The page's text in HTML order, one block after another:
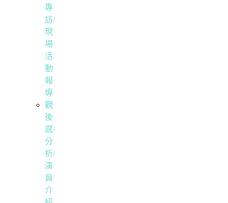
專
訪/
現
場
活
動
報
導
觀
後
感/
分
析/
演
員
介